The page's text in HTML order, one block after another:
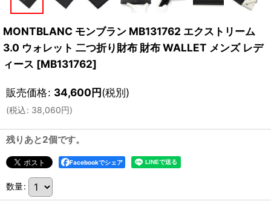
MONTBLANC モンブラン MB131762 エクストリーム
3.0 ウォレット 二つ折り財布 財布 WALLET メンズ レデ
ィース [MB131762]
販売価格: 34,600円(税別)
(税込: 38,060円)
残りあと2個です。
Facebookでシェア
数量: